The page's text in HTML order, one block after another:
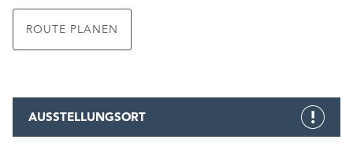
ROUTE PLANEN
AUSSTELLUNGSORT